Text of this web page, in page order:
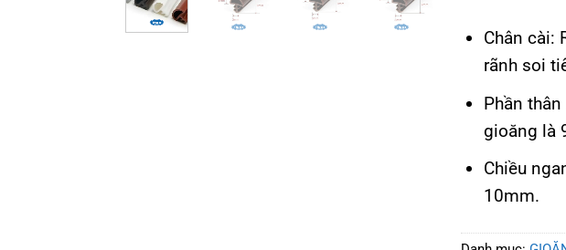
Chân cài:
rãnh soi
Phần
gioăng là
Chiều
10mm.